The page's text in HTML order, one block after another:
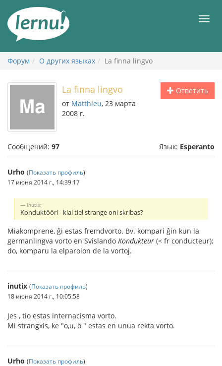
содержанию
Форум О других языках La finna lingvo
Ответить
La finna lingvo
от Matthieu, 23 марта
2008 г.
Сообщений: 97 Язык: Esperanto
Urho (Показать профиль)
17 июня 2014 г., 14:39:17
inutix:
Konduktööri - kial tiel strange oni skribas?
Miakomprene, ĝi estas fremdvorto. Bv. kompari ĝin kun la
germanlingva vorto en Svislando Kondukteur (< fr conducteur);
do, komparu la elparolon de la vortoj.
inutix (Показать профиль)
18 июня 2014 г., 10:05:58
Jes , tio estas internacisma vorto.
Mi strangxis, ke "o,u, ö " estas en unua rekta vorto.
Urho (Показать профиль)